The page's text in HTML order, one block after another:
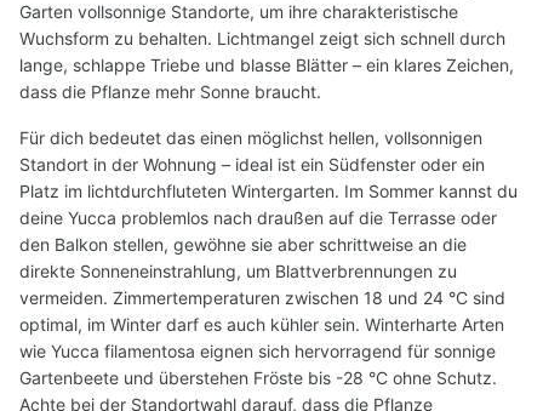
Garten vollsonnige Standorte, um ihre charakteristische
Wuchsform zu behalten. Lichtmangel zeigt sich schnell durch
lange, schlappe Triebe und blasse Blätter – ein klares Zeichen,
dass die Pflanze mehr Sonne braucht.
Für dich bedeutet das einen möglichst hellen, vollsonnigen
Standort in der Wohnung – ideal ist ein Südfenster oder ein
Platz im lichtdurchfluteten Wintergarten. Im Sommer kannst du
deine Yucca problemlos nach draußen auf die Terrasse oder
den Balkon stellen, gewöhne sie aber schrittweise an die
direkte Sonneneinstrahlung, um Blattverbrennungen zu
vermeiden. Zimmertemperaturen zwischen 18 und 24 °C sind
optimal, im Winter darf es auch kühler sein. Winterharte Arten
wie Yucca filamentosa eignen sich hervorragend für sonnige
Gartenbeete und überstehen Fröste bis -28 °C ohne Schutz.
Achte bei der Standortwahl darauf, dass die Pflanze